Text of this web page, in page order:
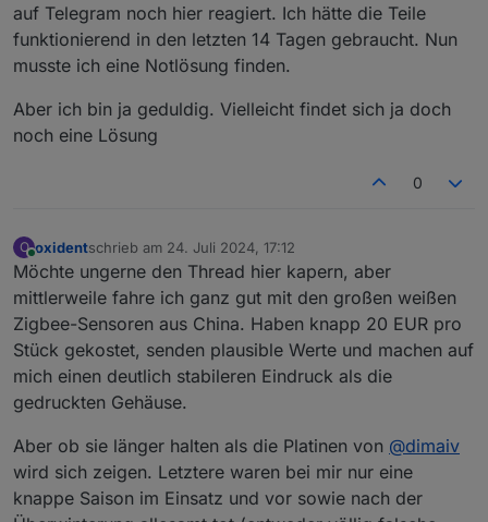
Er ist seit 2018 dabei und immer zuverlässig
gewesen!
Er war am 01.07 das letzte mal online.
Hoffen wir mal dass ihm nichts passiert ist, dann ist
auf Telegram noch hier reagiert. Ich hätte die Teile
funktionierend in den letzten 14 Tagen gebraucht. Nun
musste ich eine Notlösung finden.
Aber ich bin ja geduldig. Vielleicht findet sich ja doch
noch eine Lösung
0
O
Online
oxidentschrieb am 24. Juli 2024, 17:12
zuletzt editiert von
Möchte ungerne den Thread hier kapern, aber
mittlerweile fahre ich ganz gut mit den großen weißen
Zigbee-Sensoren aus China. Haben knapp 20 EUR pro
Stück gekostet, senden plausible Werte und machen auf
mich einen deutlich stabileren Eindruck als die
gedruckten Gehäuse.
Aber ob sie länger halten als die Platinen von @dimaiv
wird sich zeigen. Letztere waren bei mir nur eine
knappe Saison im Einsatz und vor sowie nach der